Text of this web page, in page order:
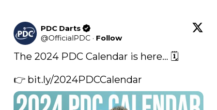
PDC Darts
@OfficialPDC · Follow
The 2024 PDC Calendar is here... 🗓️
👉 bit.ly/2024PDCCalendar